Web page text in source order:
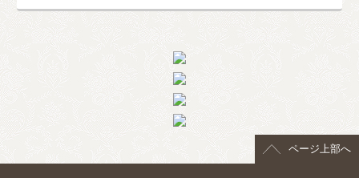
ページ上部へ